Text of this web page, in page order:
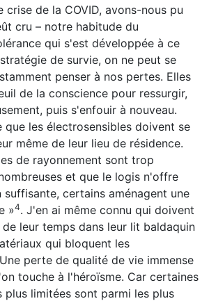
crise de la COVID, avons-nous pu
cru – notre habitude du
qui s'est développée à ce
de survie, on ne peut se
penser à nos pertes. Elles
de la conscience pour ressurgir,
puis s'enfouir à nouveau.
que les électrosensibles doivent se
même de leur lieu de résidence.
de rayonnement sont trop
et que le logis n'offre
certains aménagent une
»4. J'en ai même connu qui doivent
leur temps dans leur lit baldaquin
qui bloquent les
perte de qualité de vie immense
touche à l'héroïsme. Car certaines
plus limitées sont parmi les plus